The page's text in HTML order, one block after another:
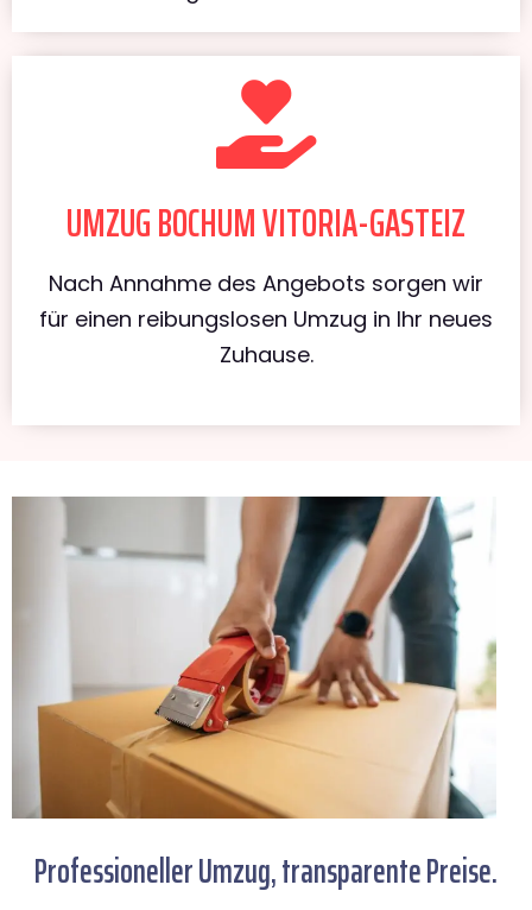
UMZUG BOCHUM VITORIA-GASTEIZ
Nach Annahme des Angebots sorgen wir
für einen reibungslosen Umzug in Ihr neues
Zuhause.
Professioneller Umzug, transparente Preise.